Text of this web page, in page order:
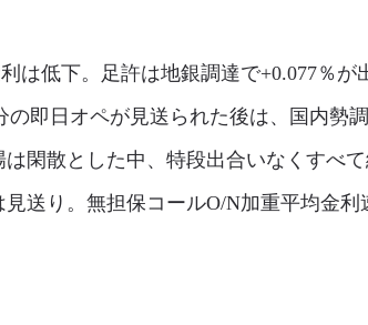
は低下。足許は地銀調達で+0.077％が
の即日オペが見送られた後は、国内勢
閑散とした中、特段出合いなくすべ
送り。無担保コールO/N加重平均金